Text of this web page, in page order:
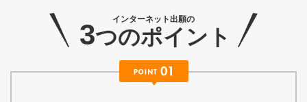
インターネット出願の
3つのポイント